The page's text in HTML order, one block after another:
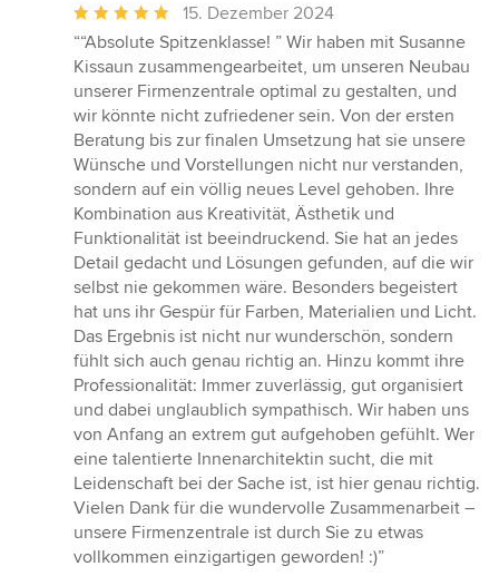
Durchschnittliche
Bewertung:
5
von
5
Sternen
15. Dezember 2024
““Absolute Spitzenklasse! ” Wir haben mit Susanne
Kissaun zusammengearbeitet, um unseren Neubau
unserer Firmenzentrale optimal zu gestalten, und
wir könnte nicht zufriedener sein. Von der ersten
Beratung bis zur finalen Umsetzung hat sie unsere
Wünsche und Vorstellungen nicht nur verstanden,
sondern auf ein völlig neues Level gehoben. Ihre
Kombination aus Kreativität, Ästhetik und
Funktionalität ist beeindruckend. Sie hat an jedes
Detail gedacht und Lösungen gefunden, auf die wir
selbst nie gekommen wäre. Besonders begeistert
hat uns ihr Gespür für Farben, Materialien und Licht.
Das Ergebnis ist nicht nur wunderschön, sondern
fühlt sich auch genau richtig an. Hinzu kommt ihre
Professionalität: Immer zuverlässig, gut organisiert
und dabei unglaublich sympathisch. Wir haben uns
von Anfang an extrem gut aufgehoben gefühlt. Wer
eine talentierte Innenarchitektin sucht, die mit
Leidenschaft bei der Sache ist, ist hier genau richtig.
Vielen Dank für die wundervolle Zusammenarbeit –
unsere Firmenzentrale ist durch Sie zu etwas
vollkommen einzigartigen geworden! :)”